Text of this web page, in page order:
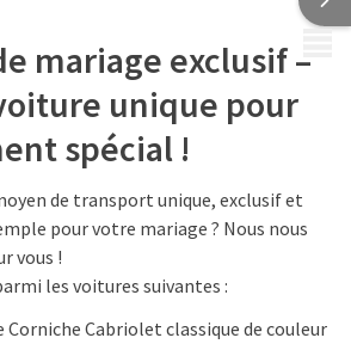
mariage exclusif –
unique pour
spécial !
de transport unique, exclusif et
pour votre mariage ? Nous nous
vous !
les voitures suivantes :
Corniche Cabriolet classique de couleur